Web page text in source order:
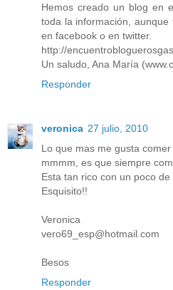
Hemos creado un blog en
toda la información,
en facebook o en twitter.
http://
Un saludo, Ana María
Responder
veronica 27 julio, 2010
Lo que mas me gusta
mmmm, es que siempre
Esta tan rico con un poco de
Esquisito!!
Veronica
vero69_esp@hotmail.com
Besos
Responder